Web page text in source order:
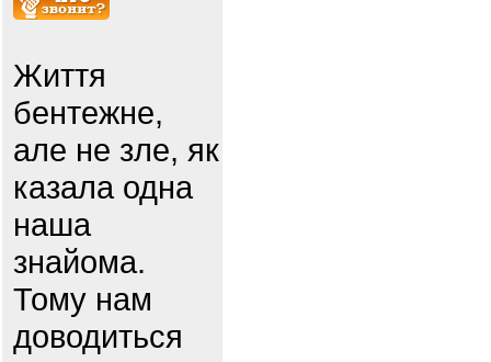
Життя
бентежне,
але не зле, як
казала одна
наша
знайома.
Тому нам
доводиться